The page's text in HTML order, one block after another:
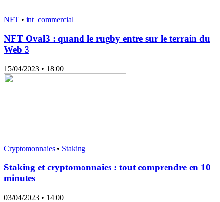
NFT • int_commercial
NFT Oval3 : quand le rugby entre sur le terrain du
Web 3
15/04/2023 • 18:00
Cryptomonnaies • Staking
Staking et cryptomonnaies : tout comprendre en 10
minutes
03/04/2023 • 14:00